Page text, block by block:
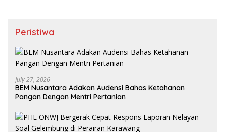
Peristiwa
July 27, 2026
BEM Nusantara Adakan Audensi Bahas Ketahanan
Pangan Dengan Mentri Pertanian